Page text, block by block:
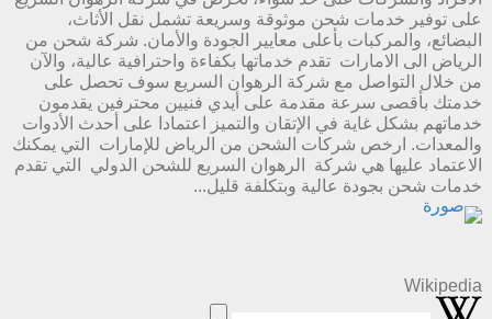
على توفير خدمات شحن موثوقة وسريعة تشمل نقل الأثاث،
البضائع، والمركبات بأعلى معايير الجودة والأمان. شركة شحن من
الرياض الى الامارات تقدم خدماتها بكفاءة واحترافية عالية، والآن
من خلال التواصل مع شركة الرهوان السريع سوف تحصل على
خدمتك بأقصى سرعة مقدمة على أيدي فنيين محترفين يقدمون
خدماتهم بشكل غاية في الإتقان والتميز اعتمادا على أحدث الأدوات
والمعدات. ارخص شركات الشحن من الرياض للإمارات التي يمكنك
الاعتماد عليها هي شركة الرهوان السريع للشحن الدولي التي تقدم
خدمات شحن بجودة عالية وبتكلفة قليل...
Wikipedia